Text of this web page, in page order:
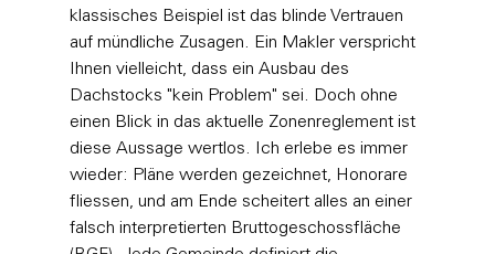
klassisches Beispiel ist das blinde Vertrauen
auf mündliche Zusagen. Ein Makler verspricht
Ihnen vielleicht, dass ein Ausbau des
Dachstocks "kein Problem" sei. Doch ohne
einen Blick in das aktuelle Zonenreglement ist
diese Aussage wertlos. Ich erlebe es immer
wieder: Pläne werden gezeichnet, Honorare
fliessen, und am Ende scheitert alles an einer
falsch interpretierten Bruttogeschossfläche